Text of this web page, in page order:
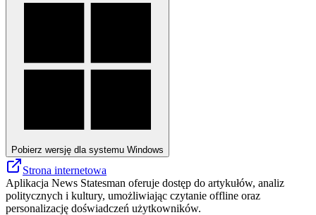
Pobierz wersję dla systemu Windows
Strona internetowa
Aplikacja News Statesman oferuje dostęp do artykułów, analiz
politycznych i kultury, umożliwiając czytanie offline oraz
personalizację doświadczeń użytkowników.